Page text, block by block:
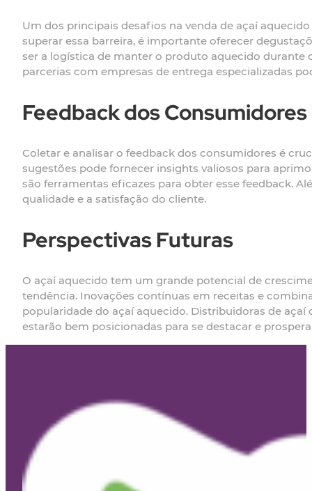
Um dos principais desafios na venda de açaí
superar essa barreira, é importante oferecer
ser a logística de manter o produto aquecido durante
parcerias com empresas de entrega especializadas
Feedback dos Consumidores
Coletar e analisar o feedback dos consumidores é
sugestões pode fornecer insights valiosos para
são ferramentas eficazes para obter esse feedback.
qualidade e a satisfação do cliente.
Perspectivas Futuras
O açaí aquecido tem um grande potencial de
tendência. Inovações contínuas em receitas e
popularidade do açaí aquecido. Distribuidoras de
estarão bem posicionadas para se destacar e